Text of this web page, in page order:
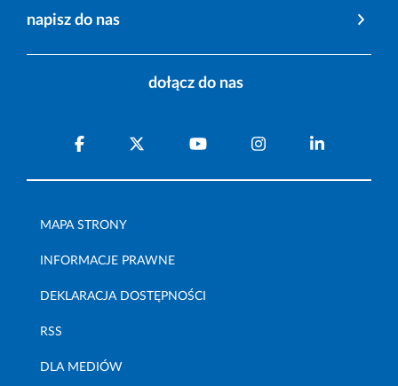
napisz do nas
dołącz do nas
MAPA STRONY
INFORMACJE PRAWNE
DEKLARACJA DOSTĘPNOŚCI
RSS
DLA MEDIÓW